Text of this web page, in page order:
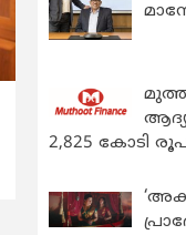
2,825 കോടി